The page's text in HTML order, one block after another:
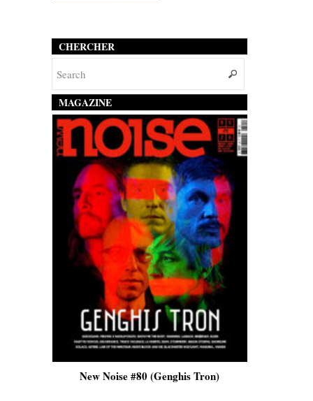
CHERCHER
MAGAZINE
New Noise #80 (Genghis Tron)